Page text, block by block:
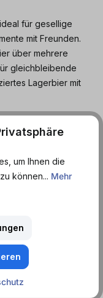
für gesellige
mit Freunden.
über mehrere
gleichbleibende
Lagerbier mit
dosenmatrosen.de
erleben.
einem sehr
um Ihnen die
können... Mehr